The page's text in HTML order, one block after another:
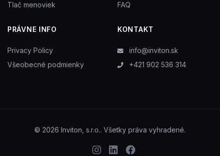
Tlač menoviek
FAQ
PRÁVNE INFO
Privacy Policy
Všeobecné podmienky
KONTAKT
info@inviton.sk
+421 902 536 314
© 2026 Inviton, s.r.o.. Všetky práva vyhradené.